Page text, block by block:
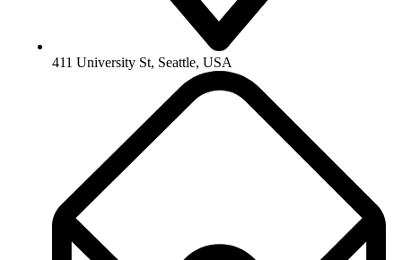
411 University St, Seattle, USA